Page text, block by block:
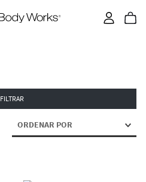
FILTRAR
ORDENAR POR